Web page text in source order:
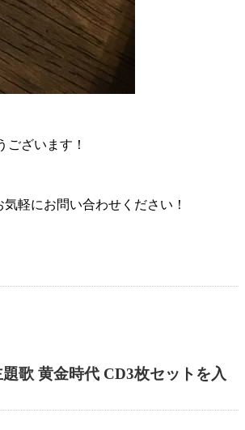
ざいます！
軽にお問い合わせください！
歌 黄金時代 CD3枚セットを入